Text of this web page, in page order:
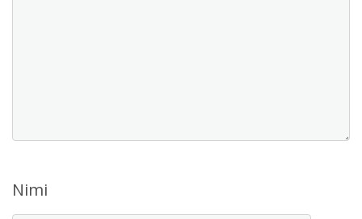
Nimi